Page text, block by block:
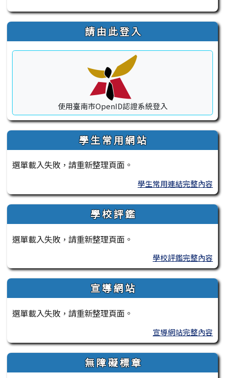
請 由 此 登 入
使用臺南市OpenID認證系統登入
學 生 常 用 網 站
選單載入失敗，請重新整理頁面。
學生常用連結完整內容
學 校 評 鑑
選單載入失敗，請重新整理頁面。
學校評鑑完整內容
宣 導 網 站
選單載入失敗，請重新整理頁面。
宣導網站完整內容
無 障 礙 標 章